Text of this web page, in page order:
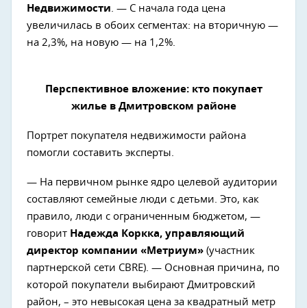
Недвижимости. — С начала года цена
увеличилась в обоих сегментах: на вторичную —
на 2,3%, на новую — на 1,2%.
Перспективное вложение: кто покупает
жилье в Дмитровском районе
Портрет покупателя недвижимости района
помогли составить эксперты.
— На первичном рынке ядро целевой аудитории
составляют семейные люди с детьми. Это, как
правило, люди с ограниченным бюджетом, —
говорит Надежда Коркка, управляющий
директор компании «Метриум» (участник
партнерской сети CBRE). — Основная причина, по
которой покупатели выбирают Дмитровский
район, – это невысокая цена за квадратный метр